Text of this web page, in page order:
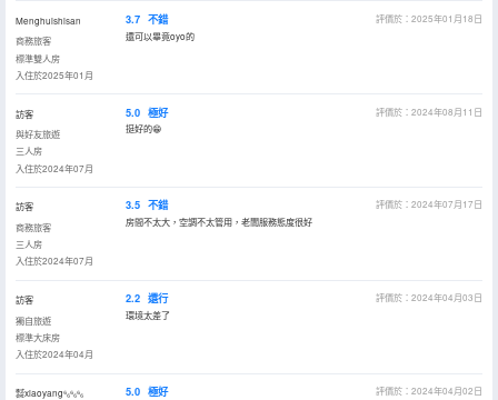
Menghuishisan
商務旅客
標準雙人房
入住於2025年01月
3.7 不錯
評價於：2025年01月18日
還可以畢竟oyo的
訪客
與好友旅遊
三人房
入住於2024年07月
5.0 極好
評價於：2024年08月11日
挺好的😁
訪客
商務旅客
三人房
入住於2024年07月
3.5 不錯
評價於：2024年07月17日
房間不太大，空調不太管用，老闆服務態度很好
訪客
獨自旅遊
標準大床房
入住於2024年04月
2.2 還行
評價於：2024年04月03日
環境太差了
㍿xiaoyang⁶₆⁶₆⁶₆
5.0 極好
評價於：2024年04月02日